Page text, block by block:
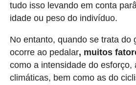
tudo isso levando em conta
idade ou peso do indivíduo.
No entanto, quando se trata do
ocorre ao pedalar, muitos
como a intensidade do esforço,
climáticas, bem como as do